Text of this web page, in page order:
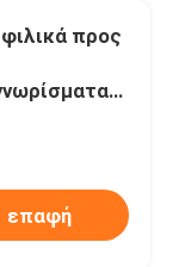
προς
επαφή